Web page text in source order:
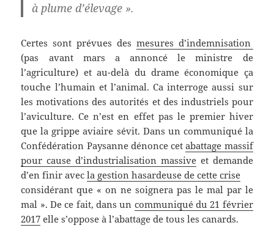
à plume d’élevage ».
Certes sont prévues des mesures d’indemnisation
(pas avant mars a annoncé le ministre de
l’agriculture) et au-delà du drame économique ça
touche l’humain et l’animal. Ca interroge aussi sur
les motivations des autorités et des industriels pour
l’aviculture. Ce n’est en effet pas le premier hiver
que la grippe aviaire sévit. Dans un communiqué la
Confédération Paysanne dénonce cetabattage massif
pour cause d’industrialisation massiveet demande
d’en finir avecla gestion hasardeuse de cette crise
considérant que « on ne soignera pas le mal par le
mal ». De ce fait, dans un communiqué du 21 février
2017 elle s’oppose à l’abattage de tous les canards.